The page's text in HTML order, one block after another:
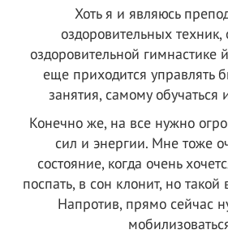
Хоть я и являюсь
оздоровительных
оздоровительной гимнастике
еще приходится управлять
занятия, самому обучаться
Конечно же, на все нужно
сил и энергии. Мне тоже
состояние, когда очень
поспать, в сон клонит, но такой
Напротив, прямо сейчас